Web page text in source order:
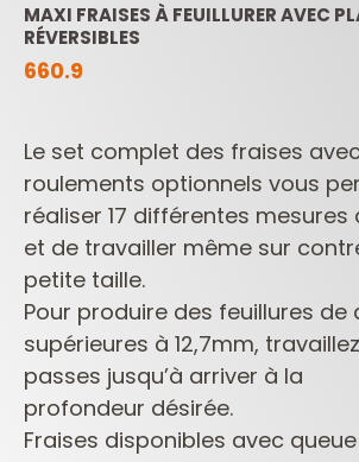
MAXI FRAISES À FEUILLURER AVEC
RÉVERSIBLES
660.9
Le set complet des fraises
roulements optionnels vous
réaliser 17 différentes mesures
et de travailler même sur
petite taille.
Pour produire des feuillures de
supérieures à 12,7mm,
passes jusqu’à arriver à la
profondeur désirée.
Fraises disponibles avec